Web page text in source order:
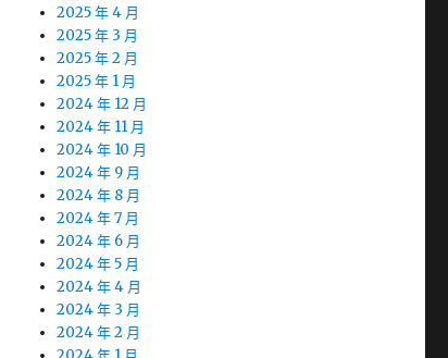
2025 年 4 月
2025 年 3 月
2025 年 2 月
2025 年 1 月
2024 年 12 月
2024 年 11 月
2024 年 10 月
2024 年 9 月
2024 年 8 月
2024 年 7 月
2024 年 6 月
2024 年 5 月
2024 年 4 月
2024 年 3 月
2024 年 2 月